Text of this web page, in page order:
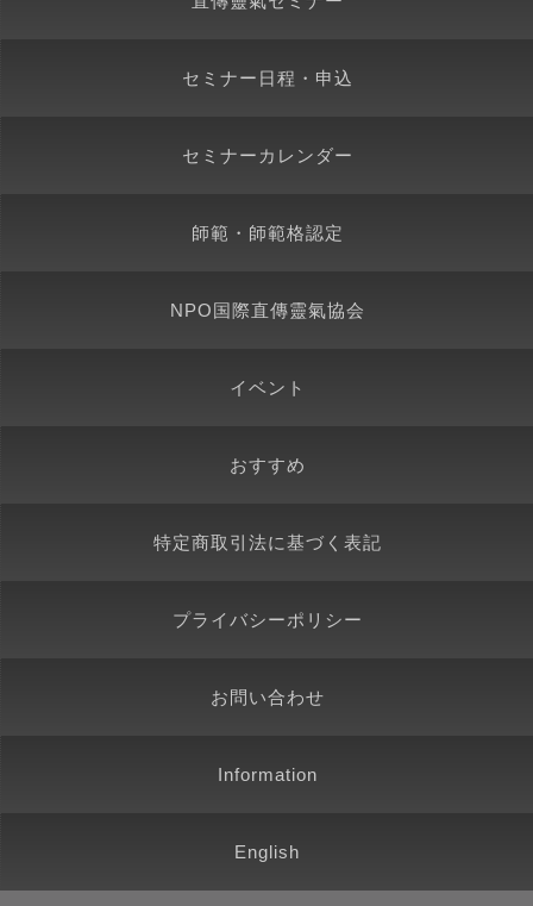
セミナー日程・申込
セミナーカレンダー
師範・師範格認定
NPO国際直傳靈氣協会
イベント
おすすめ
特定商取引法に基づく表記
プライバシーポリシー
お問い合わせ
Information
English